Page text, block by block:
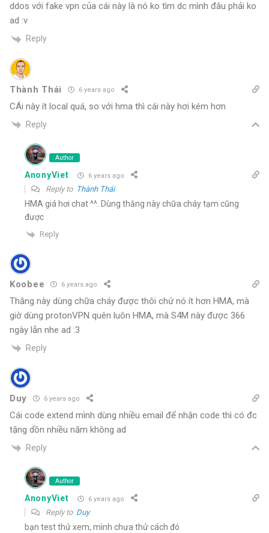
ddos với fake vpn của cái này là nó ko tìm dc mình đâu phải ko
ad :v
Reply
Thành Thái 6 years ago
CÁi này ít local quá, so với hma thì cái này hơi kém hơn
Reply
Author
AnonyViet 6 years ago
Reply to Thành Thái
HMA giá hơi chat ^^. Dùng thằng này chữa cháy tạm cũng
được
Reply
Koobee 6 years ago
Thằng này dùng chữa cháy được thôi chứ nó ít hơn HMA, mà
giờ dùng protonVPN quên luôn HMA, mà S4M này được 366
ngày lẫn nhe ad :3
Reply
Duy 6 years ago
Cái code extend mình dùng nhiều email để nhận code thì có đc
tặng dồn nhiều năm không ad
Reply
Author
AnonyViet 6 years ago
Reply to Duy
bạn test thử xem, mình chưa thử cách đó